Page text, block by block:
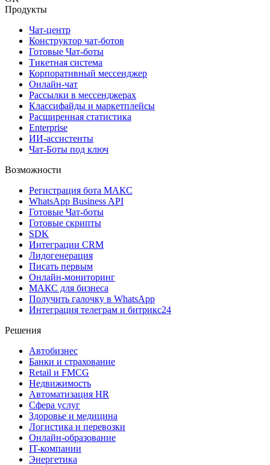
Продукты
Чат-центр
Конструктор чат-ботов
Готовые Чат-боты
Тикетная система
Корпоративный мессенджер
Онлайн-чат
Рассылки в мессенджерах
Классифайды и маркетплейсы
Расширенная статистика
Enterprise
ИИ-ассистенты
Чат-Боты под ключ
Возможности
Регистрация бота MAКС
WhatsApp Business API
Готовые Чат-боты
Готовые скрипты
SDK
Интеграции CRM
Лидогенерация
Писать первым
Онлайн-мониторинг
MAКС для бизнеса
Получить галочку в WhatsApp
Интеграция телеграм и битрикс24
Решения
Автобизнес
Банки и страхование
Retail и FMCG
Недвижимость
Автоматизация HR
Сфера услуг
Здоровье и медицина
Логистика и перевозки
Онлайн-образование
IT-компании
Энергетика